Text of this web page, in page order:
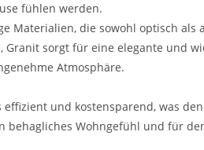
fühlen werden.
Materialien, die sowohl optisch
sorgt für eine elegante und
Atmosphäre.
und kostensparend, was
Wohngefühl und für